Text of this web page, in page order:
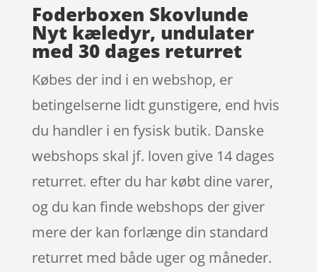
Foderboxen Skovlunde
Nyt kæledyr, undulater
med 30 dages returret
Købes der ind i en webshop, er
betingelserne lidt gunstigere, end hvis
du handler i en fysisk butik. Danske
webshops skal jf. loven give 14 dages
returret. efter du har købt dine varer,
og du kan finde webshops der giver
mere der kan forlænge din standard
returret med både uger og måneder.